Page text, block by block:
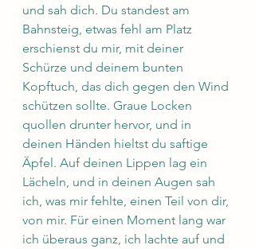
und sah dich. Du standest am
Bahnsteig, etwas fehl am Platz
erschienst du mir, mit deiner
Schürze und deinem bunten
Kopftuch, das dich gegen den Wind
schützen sollte. Graue Locken
quollen drunter hervor, und in
deinen Händen hieltst du saftige
Äpfel. Auf deinen Lippen lag ein
Lächeln, und in deinen Augen sah
ich, was mir fehlte, einen Teil von dir,
von mir. Für einen Moment lang war
ich überaus ganz, ich lachte auf und